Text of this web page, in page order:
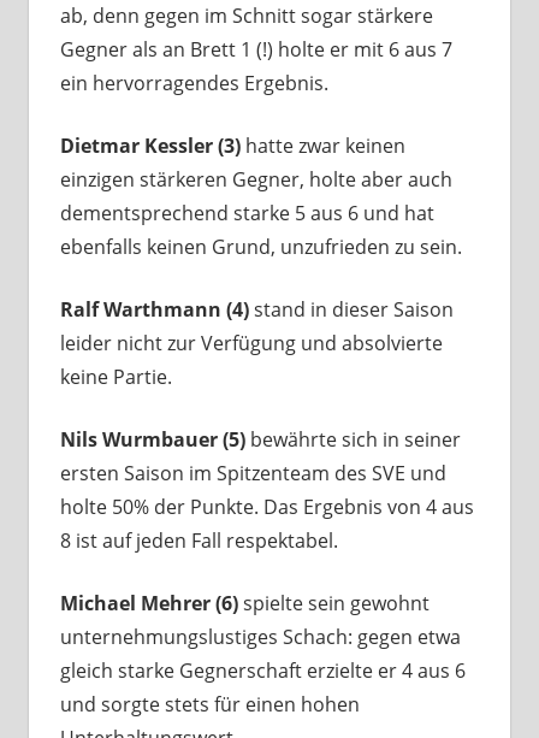
ab, denn gegen im Schnitt sogar stärkere
Gegner als an Brett 1 (!) holte er mit 6 aus 7
ein hervorragendes Ergebnis.
Dietmar Kessler (3) hatte zwar keinen
einzigen stärkeren Gegner, holte aber auch
dementsprechend starke 5 aus 6 und hat
ebenfalls keinen Grund, unzufrieden zu sein.
Ralf Warthmann (4)stand in dieser Saison
leider nicht zur Verfügung und absolvierte
keine Partie.
Nils Wurmbauer (5) bewährte sich in seiner
ersten Saison im Spitzenteam des SVE und
holte 50% der Punkte. Das Ergebnis von 4 aus
8 ist auf jeden Fall respektabel.
Michael Mehrer (6)spielte sein gewohnt
unternehmungslustiges Schach: gegen etwa
gleich starke Gegnerschaft erzielte er 4 aus 6
und sorgte stets für einen hohen